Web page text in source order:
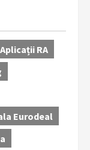
Aplicații RA
Eurodeal